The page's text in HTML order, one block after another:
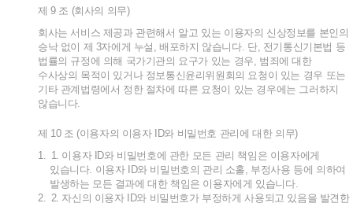
제 9 조 (회사의 의무)
회사는 서비스 제공과 관련해서 알고 있는 이용자의 신상정보를 본인의
승낙 없이 제 3자에게 누설 ,배포하지 않습니다. 단, 전기통신기본법 등
법률의 규정에 의해 국가기관의 요구가 있는 경우, 범죄에 대한
수사상의 목적이 있거나 정보통신윤리위원회의 요청이 있는 경우 또는
기타 관계법령에서 정한 절차에 따른 요청이 있는 경우에는 그러하지
않습니다.
제 10 조 (이용자의 이용자ID와 비밀번호 관리에 대한 의무)
1. 1. 이용자ID와 비밀번호에 관한 모든 관리 책임은 이용자에게
있습니다. 이용자ID와 비밀번호의 관리 소홀, 부정사용 등에 의하여
발생하는 모든 결과에 대한 책임은 이용자에게 있습니다.
2. 2. 자신의 이용자ID와 비밀번호가 부정하게 사용되고 있음을 발견한